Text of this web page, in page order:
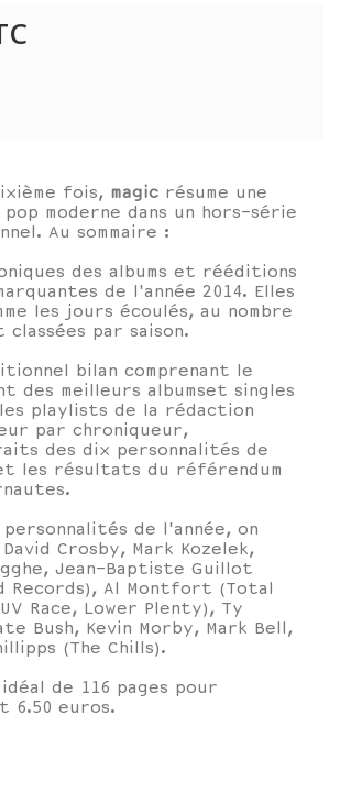
fois, magic résume une
pop moderne dans un hors-série
Au sommaire :
des albums et rééditions
de l'année 2014. Elles
les jours écoulés, au nombre
classées par saison.
bilan comprenant le
des meilleurs albumset singles
les playlists de la rédaction
par chroniqueur,
des dix personnalités de
les résultats du référendum
personnalités de l'année, on
Crosby, Mark Kozelek,
Jean-Baptiste Guillot
Records), Al Montfort (Total
Race, Lower Plenty), Ty
Bush, Kevin Morby, Mark Bell,
(The Chills).
de 116 pages pour
6.50 euros.